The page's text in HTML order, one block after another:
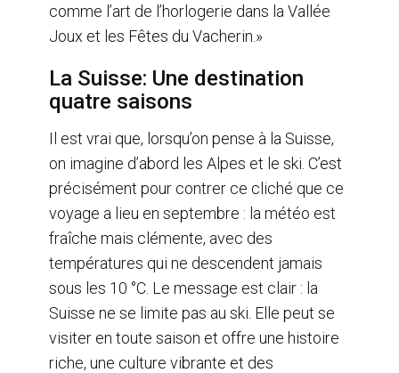
comme l’art de l’horlogerie dans la Vallée
Joux et les Fêtes du Vacherin.»
La Suisse: Une destination
quatre saisons
Il est vrai que, lorsqu’on pense à la Suisse,
on imagine d’abord les Alpes et le ski. C’est
précisément pour contrer ce cliché que ce
voyage a lieu en septembre : la météo est
fraîche mais clémente, avec des
températures qui ne descendent jamais
sous les 10 °C. Le message est clair : la
Suisse ne se limite pas au ski. Elle peut se
visiter en toute saison et offre une histoire
riche, une culture vibrante et des